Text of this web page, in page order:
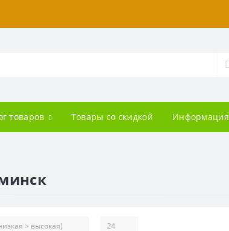
товаров Товары со скидкой Информация